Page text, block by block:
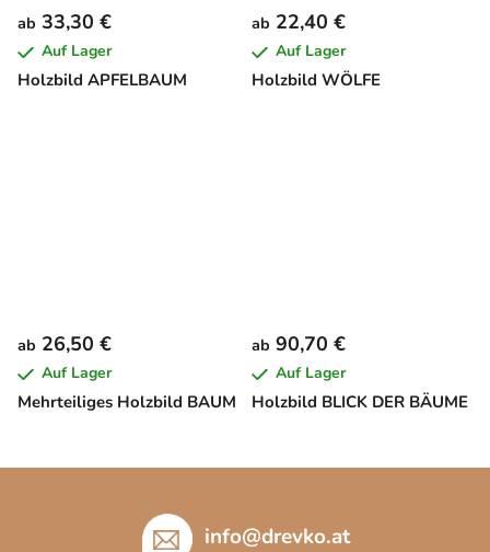
Holzbild APFELBAUM
ab 33,30 €
Auf Lager
Holzbild WÖLFE
ab 22,40 €
Auf Lager
Mehrteiliges Holzbild BAUM
ab 26,50 €
Auf Lager
Holzbild BLICK DER BÄUME
ab 90,70 €
Auf Lager
info@drevko.at